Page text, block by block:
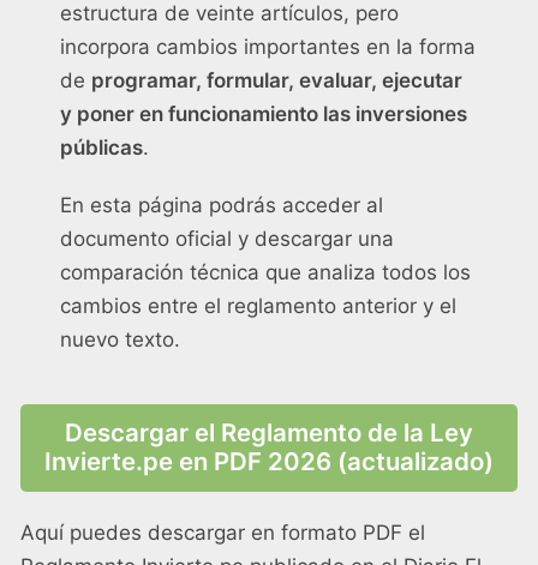
estructura de veinte artículos, pero
incorpora cambios importantes en la forma
de programar, formular, evaluar, ejecutar
y poner en funcionamiento las inversiones
públicas.
En esta página podrás acceder al
documento oficial y descargar una
comparación técnica que analiza todos los
cambios entre el reglamento anterior y el
nuevo texto.
Descargar el Reglamento de la Ley
Invierte.pe en PDF 2026 (actualizado)
Aquí puedes descargar en formato PDF el